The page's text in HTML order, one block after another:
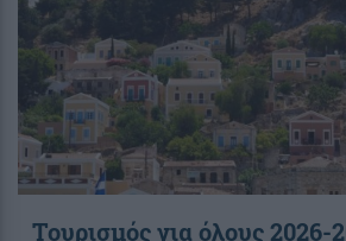
Τουρισμός για όλους 2026-